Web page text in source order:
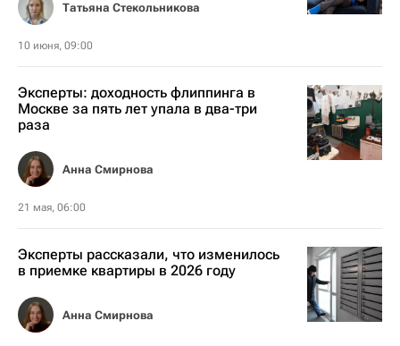
Татьяна Стекольникова
10 июня, 09:00
Эксперты: доходность флиппинга в
Москве за пять лет упала в два-три
раза
Анна Смирнова
21 мая, 06:00
Эксперты рассказали, что изменилось
в приемке квартиры в 2026 году
Анна Смирнова